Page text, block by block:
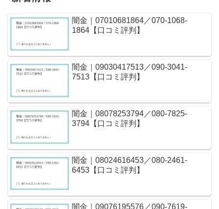
闇金｜07010681864／070-1068-
1864【口コミ評判】
闇金｜09030417513／090-3041-
7513【口コミ評判】
闇金｜08078253794／080-7825-
3794【口コミ評判】
闇金｜08024616453／080-2461-
6453【口コミ評判】
闇金｜09076195576／090-7619-